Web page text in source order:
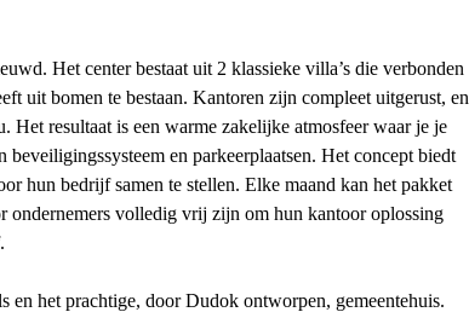
Het center bestaat uit 2 klassieke villa’s die verbonden
uit bomen te bestaan. Kantoren zijn compleet uitgerust, en
Het resultaat is een warme zakelijke atmosfeer waar je je
en parkeerplaatsen. Het concept biedt
hun bedrijf samen te stellen. Elke maand kan het pakket
ondernemers volledig vrij zijn om hun kantoor oplossing
en het prachtige, door Dudok ontworpen, gemeentehuis.